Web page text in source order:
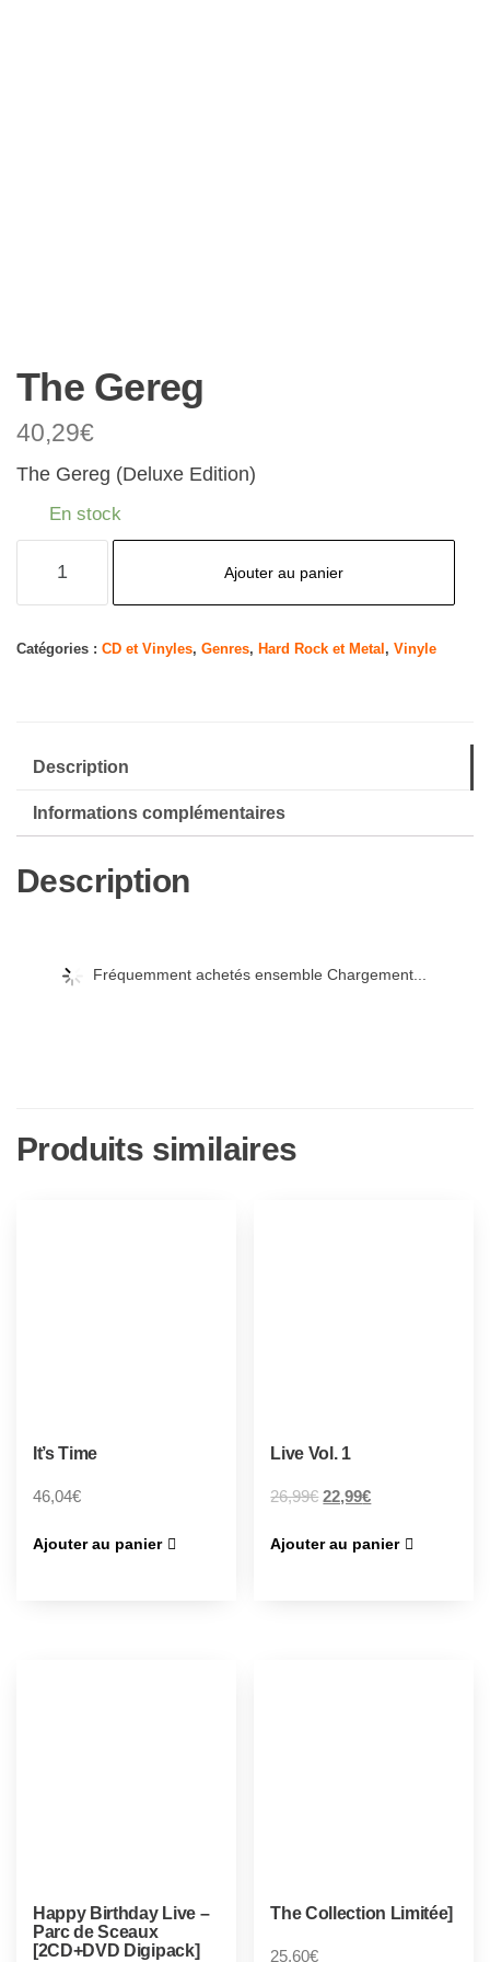
The Gereg
40,29€
The Gereg (Deluxe Edition)
En stock
Gereg
Ajouter au panier
Catégories : CD et Vinyles, Genres, Hard Rock et Metal , Vinyle
Description
Informations complémentaires
Description
Fréquemment achetés ensemble Chargement...
Produits similaires
It’s Time
46,04€
Ajouter au panier
Live Vol. 1
26,99€ 22,99€
Ajouter au panier
Happy Birthday Live –
Parc de Sceaux
[2CD+DVD Digipack]
The Collection Limitée]
25,60€